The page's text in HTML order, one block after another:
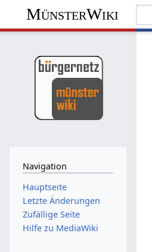
MünsterWiki
Navigation
Hauptseite
Letzte Änderungen
Zufällige Seite
Hilfe zu MediaWiki